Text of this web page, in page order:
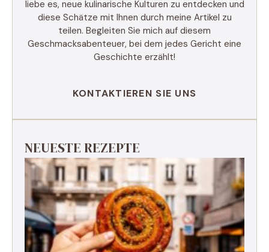
liebe es, neue kulinarische Kulturen zu entdecken und
diese Schätze mit Ihnen durch meine Artikel zu
teilen. Begleiten Sie mich auf diesem
Geschmacksabenteuer, bei dem jedes Gericht eine
Geschichte erzählt!
KONTAKTIEREN SIE UNS
NEUESTE REZEPTE